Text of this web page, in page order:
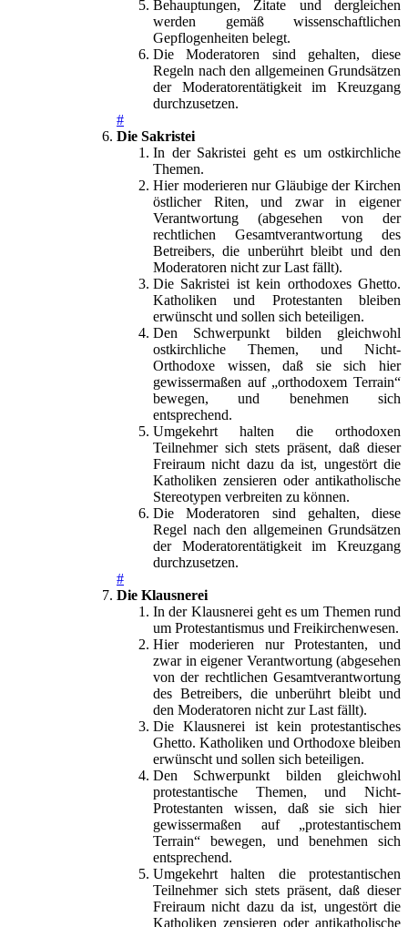
Behauptungen, Zitate und dergleichen
werden gemäß wissenschaftlichen
Gepflogenheiten belegt.
Die Moderatoren sind gehalten, diese
Regeln nach den allgemeinen Grundsätzen
der Moderatorentätigkeit im Kreuzgang
durchzusetzen.
#
Die Sakristei
In der Sakristei geht es um ostkirchliche
Themen.
Hier moderieren nur Gläubige der Kirchen
östlicher Riten, und zwar in eigener
Verantwortung (abgesehen von der
rechtlichen Gesamtverantwortung des
Betreibers, die unberührt bleibt und den
Moderatoren nicht zur Last fällt).
Die Sakristei ist kein orthodoxes Ghetto.
Katholiken und Protestanten bleiben
erwünscht und sollen sich beteiligen.
Den Schwerpunkt bilden gleichwohl
ostkirchliche Themen, und Nicht-
Orthodoxe wissen, daß sie sich hier
gewissermaßen auf „orthodoxem Terrain“
bewegen, und benehmen sich
entsprechend.
Umgekehrt halten die orthodoxen
Teilnehmer sich stets präsent, daß dieser
Freiraum nicht dazu da ist, ungestört die
Katholiken zensieren oder antikatholische
Stereotypen verbreiten zu können.
Die Moderatoren sind gehalten, diese
Regel nach den allgemeinen Grundsätzen
der Moderatorentätigkeit im Kreuzgang
durchzusetzen.
#
Die Klausnerei
In der Klausnerei geht es um Themen rund
um Protestantismus und Freikirchenwesen.
Hier moderieren nur Protestanten, und
zwar in eigener Verantwortung (abgesehen
von der rechtlichen Gesamtverantwortung
des Betreibers, die unberührt bleibt und
den Moderatoren nicht zur Last fällt).
Die Klausnerei ist kein protestantisches
Ghetto. Katholiken und Orthodoxe bleiben
erwünscht und sollen sich beteiligen.
Den Schwerpunkt bilden gleichwohl
protestantische Themen, und Nicht-
Protestanten wissen, daß sie sich hier
gewissermaßen auf „protestantischem
Terrain“ bewegen, und benehmen sich
entsprechend.
Umgekehrt halten die protestantischen
Teilnehmer sich stets präsent, daß dieser
Freiraum nicht dazu da ist, ungestört die
Katholiken zensieren oder antikatholische